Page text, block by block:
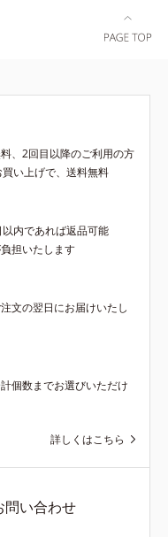
、2回目以降のご利用の方
い上げで、送料無料
内であれば返品可能
担いたします
文の翌日にお届けいたし
個数までお選びいただけ
詳しくはこちら
問い合わせ